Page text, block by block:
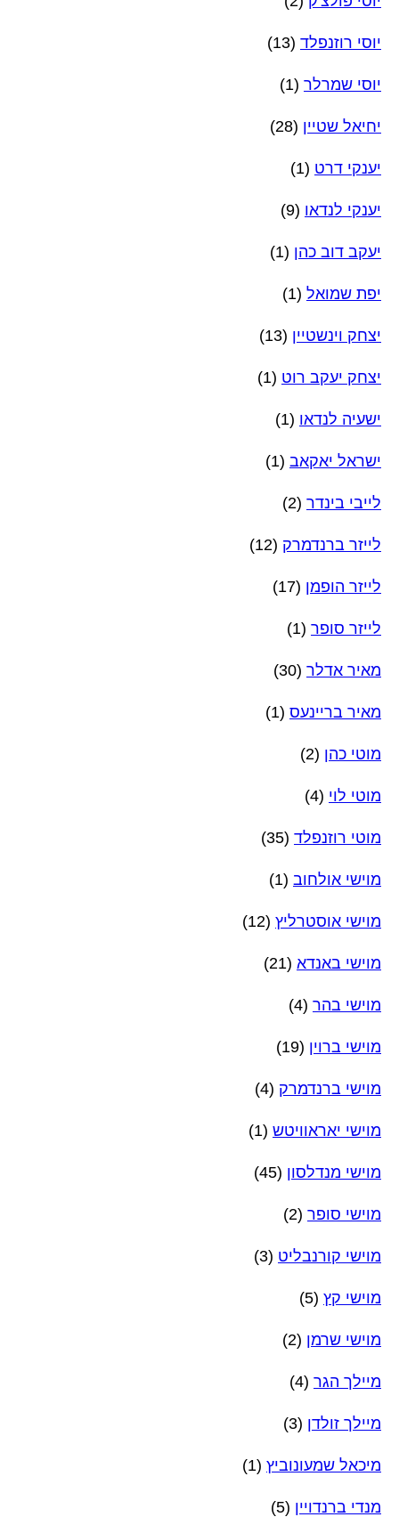
יוסי רוזנפלד (13)
יוסי שמרלר (1)
יחיאל שטיין (28)
יענקי דרט (1)
יענקי לנדאו (9)
יעקב דוב כהן (1)
יפת שמואל (1)
יצחק וינשטיין (13)
יצחק יעקב רוט (1)
ישעיה לנדאו (1)
ישראל יאקאב (1)
לייבי בינדר (2)
לייזר ברנדמרק (12)
לייזר הופמן (17)
לייזר סופר (1)
מאיר אדלר (30)
מאיר בריינעס (1)
מוטי כהן (2)
מוטי לוי (4)
מוטי רוזנפלד (35)
מוישי אולחוב (1)
מוישי אוסטרליץ (12)
מוישי באנדא (21)
מוישי בהר (4)
מוישי ברוין (19)
מוישי ברנדמרק (4)
מוישי יאראוויטש (1)
מוישי מנדלסון (45)
מוישי סופר (2)
מוישי קורנבליט (3)
מוישי קץ (5)
מוישי שרמן (2)
מיילך הגר (4)
מיילך זולדן (3)
מיכאל שמעונוביץ (1)
מנדי ברנדויין (5)